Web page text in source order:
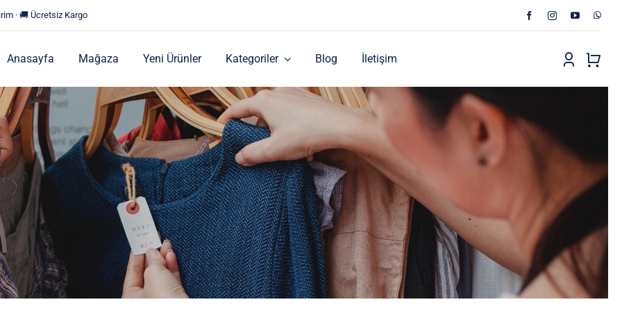
· 🚚 Ücretsiz Kargo
Anasayfa Mağaza Yeni Ürünler Kategoriler Blog İletişim